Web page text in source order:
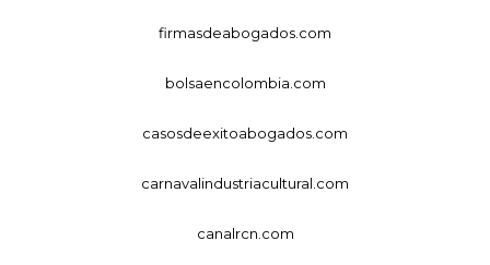
firmasdeabogados.com
bolsaencolombia.com
casosdeexitoabogados.com
carnavalindustriacultural.com
canalrcn.com